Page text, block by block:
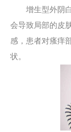
增生型外阴白
会导致局部的皮
感，患者对瘙痒
状。